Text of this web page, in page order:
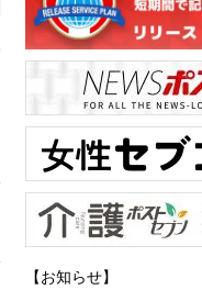
【お知らせ】